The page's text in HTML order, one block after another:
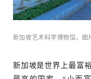
新加坡艺术科学博物馆，图
新加坡是世界上最富